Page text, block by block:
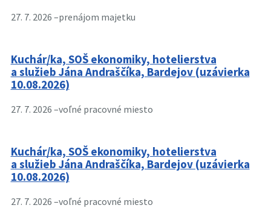
27. 7. 2026 –prenájom majetku
Kuchár/ka, SOŠ ekonomiky, hotelierstva
a služieb Jána Andraščíka, Bardejov (uzávierka
10.08.2026)
27. 7. 2026 –voľné pracovné miesto
Kuchár/ka, SOŠ ekonomiky, hotelierstva
a služieb Jána Andraščíka, Bardejov (uzávierka
10.08.2026)
27. 7. 2026 –voľné pracovné miesto